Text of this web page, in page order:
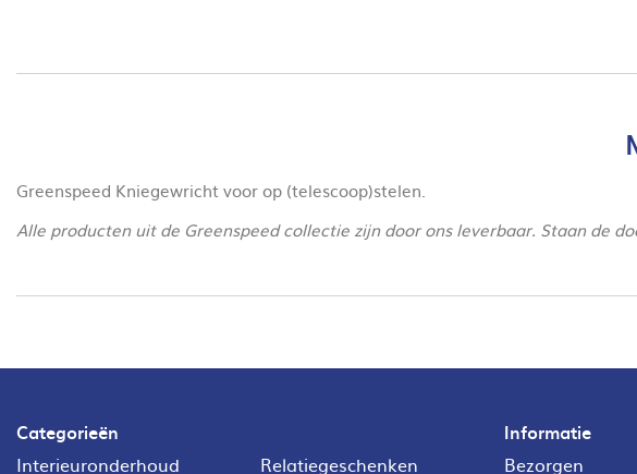
Greenspeed Kniegewricht voor op (telescoop)stelen.
Alle producten uit de Greenspeed collectie zijn door ons leverbaar. Staan de
Categorieën
Interieuronderhoud
Relatiegeschenken
Informatie
Bezorgen